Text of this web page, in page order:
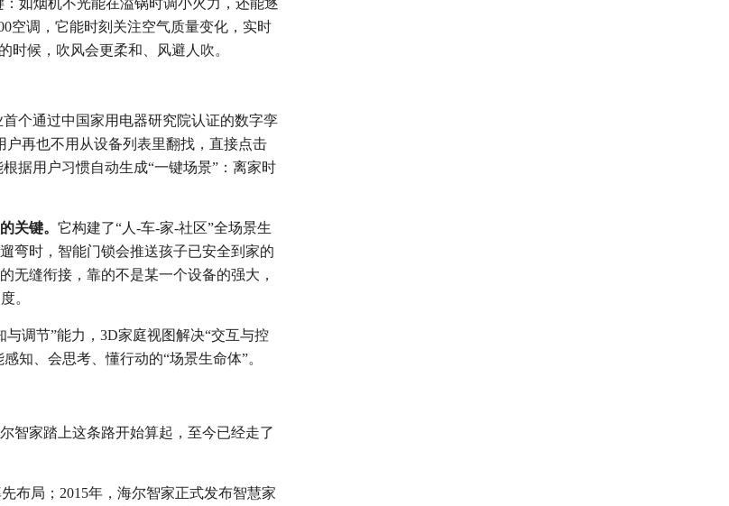
如烟机不光能在溢锅时调小火力，还能逐
空调，它能时刻关注空气质量变化，实时
时候，吹风会更柔和、风避人吹。
首个通过中国家用电器研究院认证的数字孪
再也不用从设备列表里翻找，直接点击
据用户习惯自动生成“一键场景”：离家时
关键。 它构建了“人-车-家-社区”全场景生
弯时，智能门锁会推送孩子已安全到家的
无缝衔接，靠的不是某一个设备的强大，
。
调节”能力，3D家庭视图解决“交互与控
知、会思考、懂行动的“场景生命体”。
智家踏上这条路开始算起，至今已经走了
布局；2015年，海尔智家正式发布智慧家